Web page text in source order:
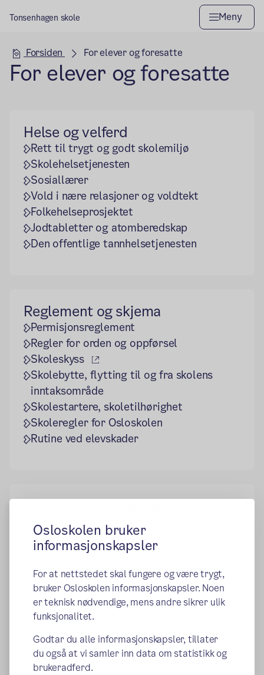
Osloskolen bruker
informasjonskapsler
For at nettstedet skal fungere og være trygt,
bruker Osloskolen informasjonskapsler. Noen
er teknisk nødvendige, mens andre sikrer ulik
funksjonalitet.
Godtar du alle informasjonskapsler, tillater
du også at vi samler inn data om statistikk og
brukeradferd.
Tonsenhagen skole Meny
Hovedseksjon
Forsiden For elever og foresatte
For elever og foresatte
Helse og velferd
Rett til trygt og godt skolemiljø
Skolehelsetjenesten
Sosiallærer
Vold i nære relasjoner og voldtekt
Folkehelseprosjektet
Jodtabletter og atomberedskap
Den offentlige tannhelsetjenesten
Reglement og skjema
Permisjonsreglement
Regler for orden og oppførsel
Skoleskyss
(ekstern lenke)
Skolebytte, flytting til og fra skolens
inntaksområde
Skolestartere, skoletilhørighet
Skoleregler for Osloskolen
Rutine ved elevskader
Timeplaner og fravær i Vigilo
Skolemelding
Slik logger du inn i Skoleplattform Oslo
Råd til foreldre som vil arrangere turer
eller aktiviteter
Trygg skolevei
Veileder for hjem-skolesamarbeid
Filter for å sperre skadelig og uønsket
innhold
Slik sperrer du internett på læringsbrett